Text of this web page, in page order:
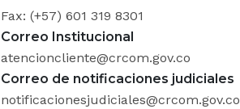
Fax: (+57) 601 319 8301
Correo Institucional
atencioncliente@crcom.gov.co
Correo de notificaciones judiciales
notificacionesjudiciales@crcom.gov.co